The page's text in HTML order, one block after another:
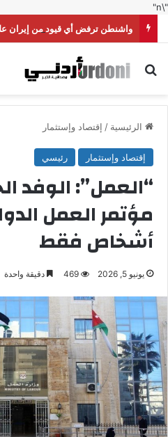
"\n"
واشنطن ترفض أي قيود من إيران
بحث عن
الرئيسية / إقتصاد وإستثمار
إقتصاد وإستثمار رئيسي
“العمل”: الوفد
أشخاص فقط
يونيو 5, 2026 469 دقيقة واحدة